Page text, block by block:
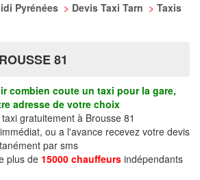
Pyrénées > Devis Taxi Tarn > Taxis
81
combien coute un taxi pour la gare,
adresse de votre choix
gratuitement à Brousse 81
ou a l'avance recevez votre devis
par sms
plus de 15000 chauffeurs indépendants